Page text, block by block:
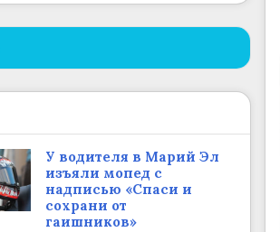
У водителя в Марий Эл
изъяли мопед с
надписью «Спаси и
сохрани от
гаишников»